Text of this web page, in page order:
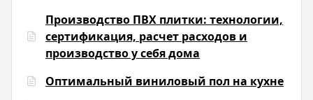
Производство ПВХ плитки: технологии,
сертификация, расчет расходов и
производство у себя дома
Оптимальный виниловый пол на кухне